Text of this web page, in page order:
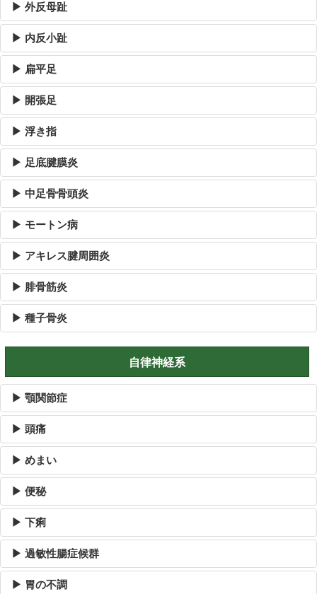
▶ 外反母趾
▶ 内反小趾
▶ 扁平足
▶ 開張足
▶ 浮き指
▶ 足底腱膜炎
▶ 中足骨骨頭炎
▶ モートン病
▶ アキレス腱周囲炎
▶ 腓骨筋炎
▶ 種子骨炎
自律神経系
▶ 顎関節症
▶ 頭痛
▶ めまい
▶ 便秘
▶ 下痢
▶ 過敏性腸症候群
▶ 胃の不調